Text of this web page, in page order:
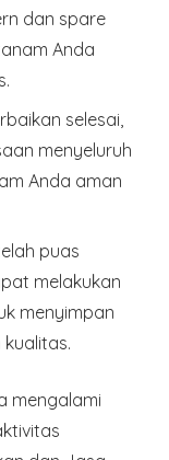
dan spare
Anda
selesai,
menyeluruh
Anda aman
puas
melakukan
menyimpan
mengalami